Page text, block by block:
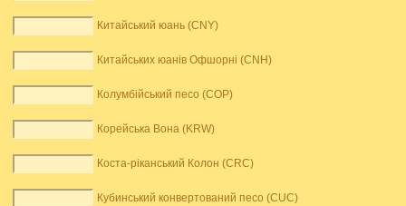
Китайський юань (CNY)
Китайських юанів Офшорні (CNH)
Колумбійський песо (COP)
Корейська Вона (KRW)
Коста-ріканський Колон (CRC)
Кубинський конвертований песо (CUC)